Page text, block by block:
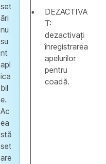
set
ări
nu
su
nt
apl
ica
bil
e.
Ac
ea
stă
set
are
DEZACTIVA
T:
dezactivați
înregistrarea
apelurilor
pentru
coadă.